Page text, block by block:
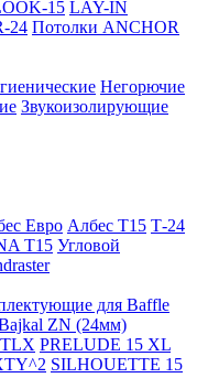
15 LAY-IN
24 Потолки ANCHOR
Негорючие
Звукоизолирующие
Евро Албес T15 Т-24
Т15 Угловой
для Baffle
ZN (24мм)
PRELUDE 15 XL
SILHOUETTE 15